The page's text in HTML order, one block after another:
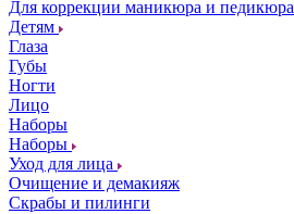
Для коррекции маникюра и педикюра
Детям
Глаза
Губы
Ногти
Лицо
Наборы
Наборы
Уход для лица
Очищение и демакияж
Скрабы и пилинги